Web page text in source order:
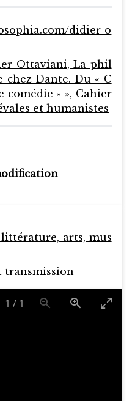
didier-o
Ottaviani, La phil
chez Dante. Du « C
comédie » », Cahier
et humanistes
arts, mus
transmission
1 / 1